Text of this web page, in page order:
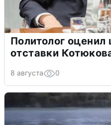
Политолог
отставки
8 августа 0